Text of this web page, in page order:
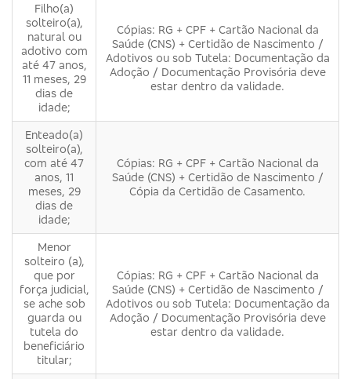
Filho(a)
solteiro(a),
natural ou
adotivo com
até 47 anos,
11 meses, 29
dias de
idade;
Cópias: RG + CPF + Cartão Nacional da
Saúde (CNS) + Certidão de Nascimento /
Adotivos ou sob Tutela: Documentação da
Adoção / Documentação Provisória deve
estar dentro da validade.
Enteado(a)
solteiro(a),
com até 47
anos, 11
meses, 29
dias de
idade;
Cópias: RG + CPF + Cartão Nacional da
Saúde (CNS) + Certidão de Nascimento /
Cópia da Certidão de Casamento.
Menor
solteiro (a),
que por
força judicial,
se ache sob
guarda ou
tutela do
beneficiário
titular;
Cópias: RG + CPF + Cartão Nacional da
Saúde (CNS) + Certidão de Nascimento /
Adotivos ou sob Tutela: Documentação da
Adoção / Documentação Provisória deve
estar dentro da validade.